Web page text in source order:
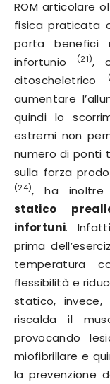
ROM articolare
fisica praticata
porta benefici
infortunio
(21),
citoscheletrico
aumentare
quindi lo
estremi non
numero di ponti
sulla forza
(24), ha inoltre
statico
infortuni.
prima
temperatura
flessibilità e
statico,
riscalda il
provocando
miofibrillare e
la prevenzione